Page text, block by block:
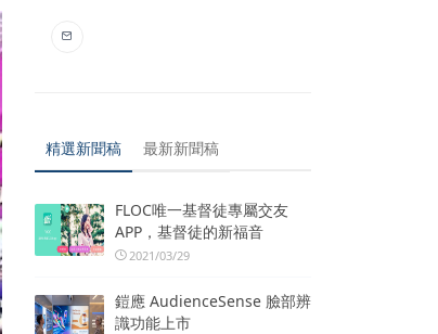
精選新聞稿 最新新聞稿
FLOC唯一基督徒專屬交友
APP，基督徒的新福音
2021/03/29
鎧應 AudienceSense 臉部辨
識功能上市